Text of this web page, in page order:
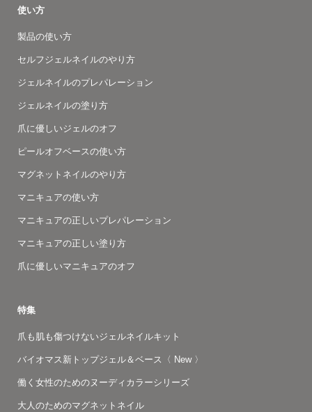
使い方
製品の使い方
セルフジェルネイルのやり方
ジェルネイルのプレパレーション
ジェルネイルの塗り方
爪に優しいジェルのオフ
ピールオフベースの使い方
マグネットネイルのやり方
マニキュアの使い方
マニキュアの正しいプレパレーション
マニキュアの正しい塗り方
爪に優しいマニキュアのオフ
特集
爪も肌も傷つけないジェルネイルキット
バイオマス新トップジェル＆ベース〈 New 〉
働く女性のためのヌーディカラーシリーズ
大人のためのマグネットネイル